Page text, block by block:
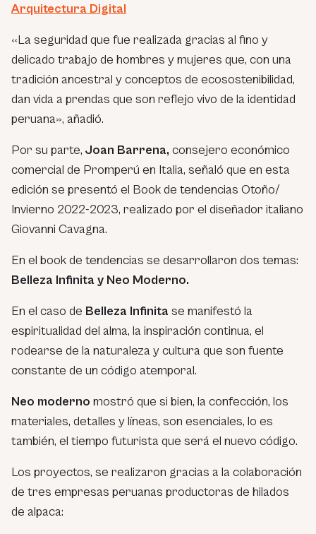
Arquitectura Digital
«La seguridad que fue realizada gracias al fino y
delicado trabajo de hombres y mujeres que, con una
tradición ancestral y conceptos de ecosostenibilidad,
dan vida a prendas que son reflejo vivo de la identidad
peruana», añadió.
Por su parte, Joan Barrena, consejero económico
comercial de Promperú en Italia, señaló que en esta
edición se presentó el Book de tendencias Otoño/
Invierno 2022-2023, realizado por el diseñador italiano
Giovanni Cavagna.
En el book de tendencias se desarrollaron dos temas:
Belleza Infinita y Neo Moderno.
En el caso de Belleza Infinita se manifestó la
espiritualidad del alma, la inspiración continua, el
rodearse de la naturaleza y cultura que son fuente
constante de un código atemporal.
Neo moderno mostró que si bien, la confección, los
materiales, detalles y líneas, son esenciales, lo es
también, el tiempo futurista que será el nuevo código.
Los proyectos, se realizaron gracias a la colaboración
de tres empresas peruanas productoras de hilados
de alpaca: